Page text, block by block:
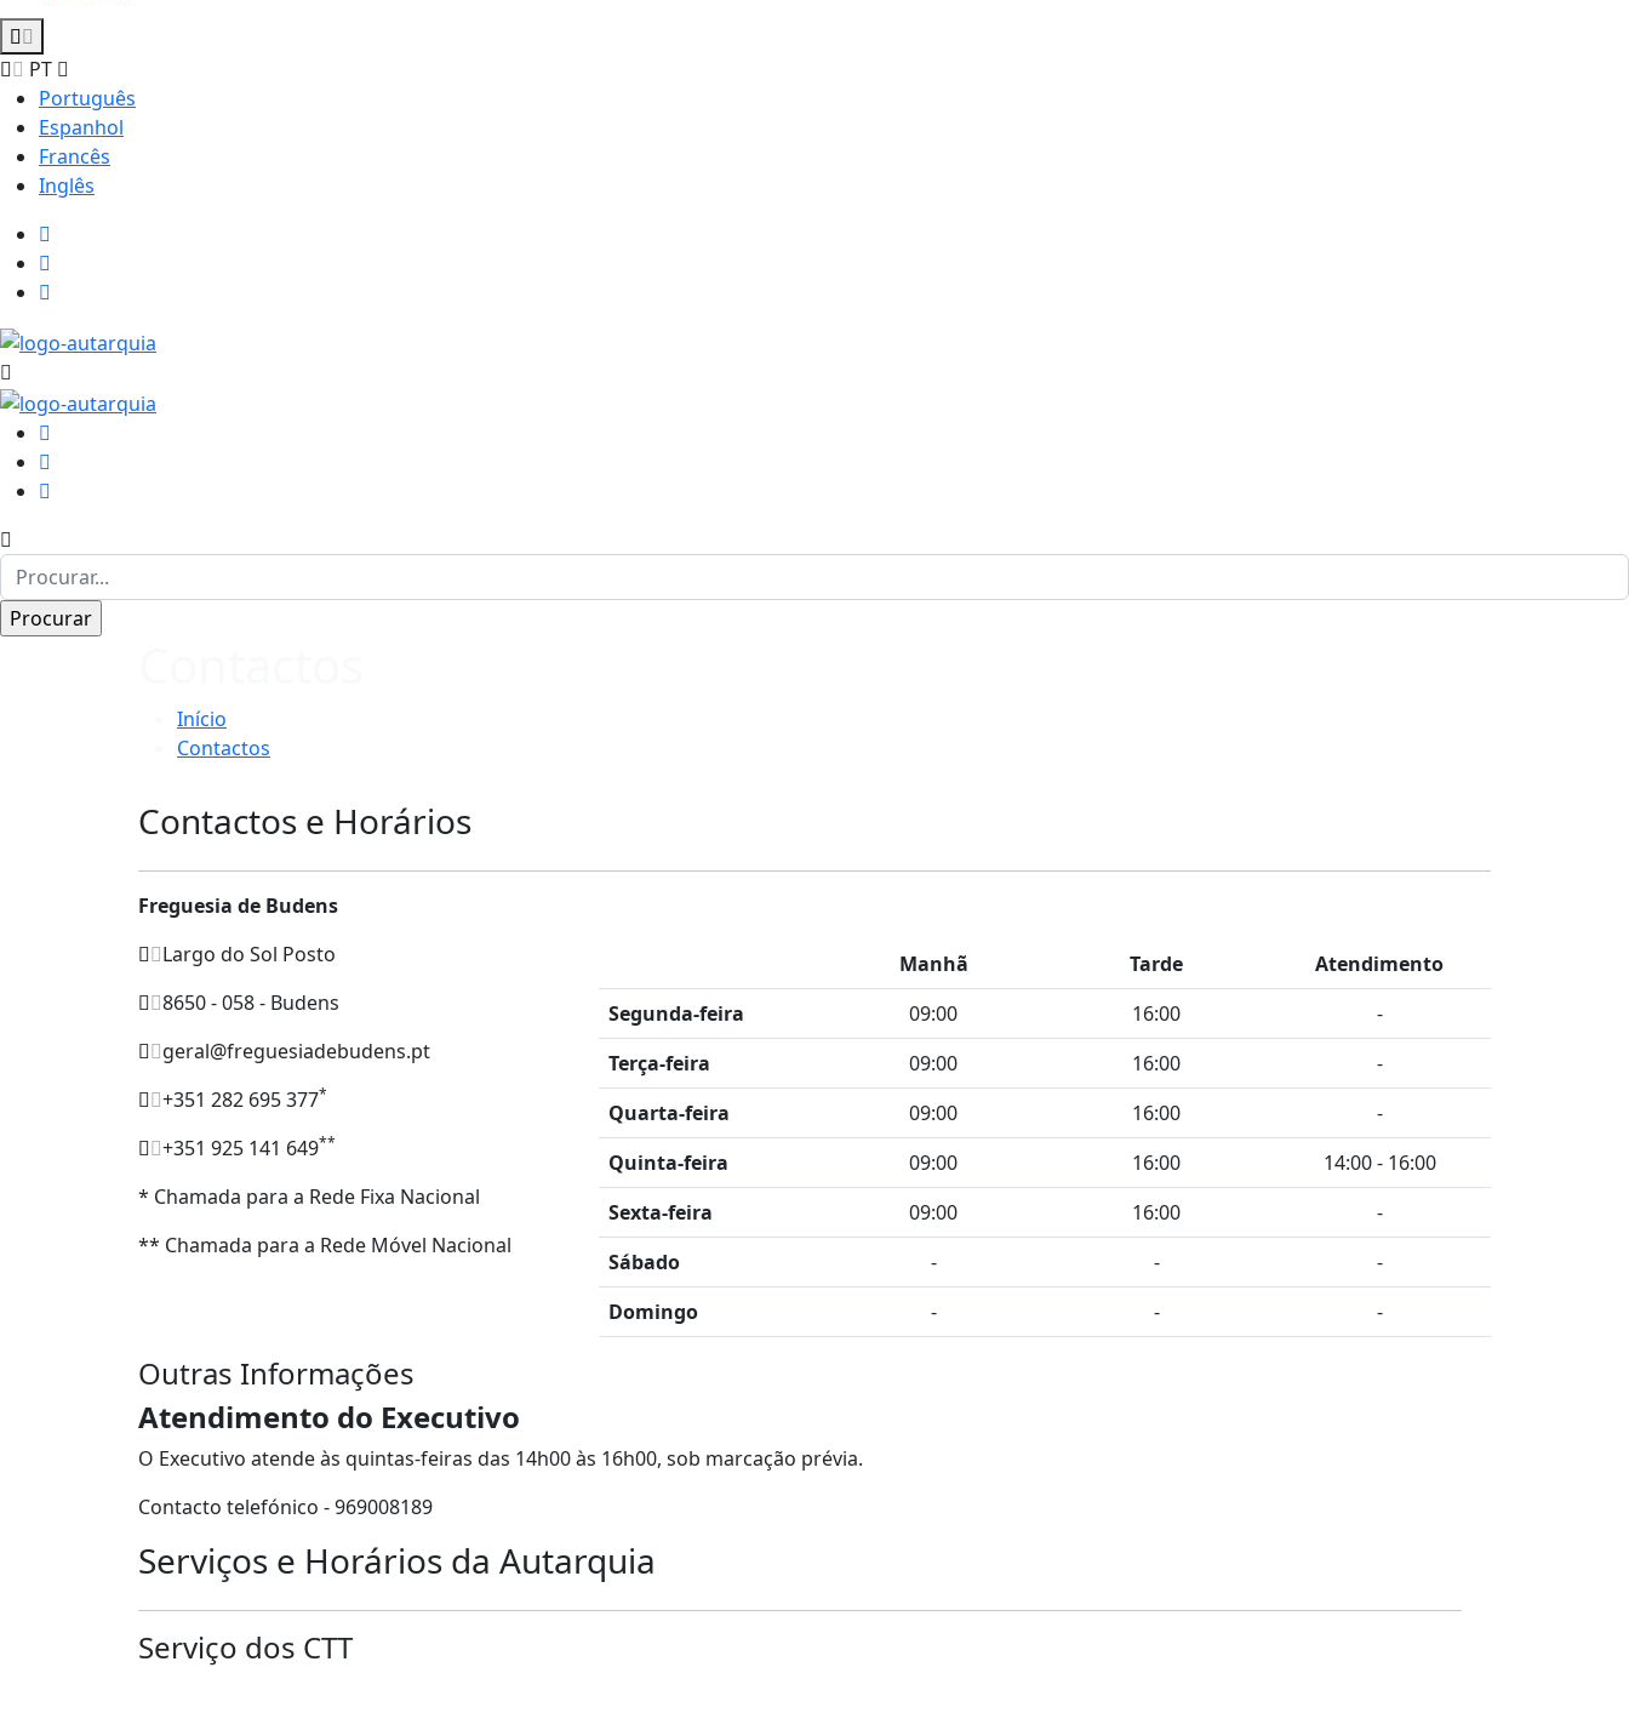
PT
Português
Espanhol
Francês
Inglês
Início
Contactos
Contactos e Horários
Freguesia de Budens
Largo do Sol Posto
8650 - 058 - Budens
geral@freguesiadebudens.pt
+351 282 695 377*
+351 925 141 649**
* Chamada para a Rede Fixa Nacional
** Chamada para a Rede Móvel Nacional
Manhã Tarde
Atendimento
Segunda-feira
09:00 16:00
-
Terça-feira
09:00 16:00
-
Quarta-feira
09:00 16:00
-
Quinta-feira
09:00 16:00
14:00 - 16:00
Sexta-feira
09:00 16:00
-
Sábado
- -
-
Domingo
- - -
Outras Informações
Atendimento do Executivo
O Executivo atende às quintas-feiras das 14h00 às 16h00, sob marcação prévia.
Contacto telefónico - 969008189
Serviços e Horários da Autarquia
Serviço dos CTT